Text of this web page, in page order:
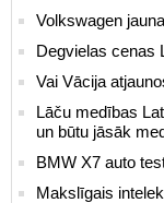
Volkswagen
Degvielas cenas
Vai Vācija
Lāču medības
un būtu jāsāk
BMW X7 auto
Makslīgais